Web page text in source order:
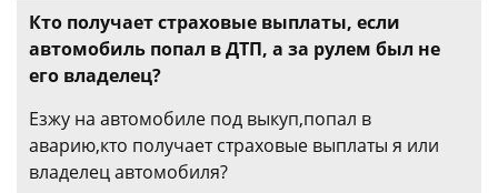
Кто получает страховые выплаты, если
автомобиль попал в ДТП, а за рулем был не
его владелец?
Езжу на автомобиле под выкуп,попал в
аварию,кто получает страховые выплаты я или
владелец автомобиля?